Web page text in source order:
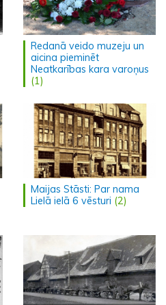
Redanā veido muzeju un
aicina pieminēt
Neatkarības kara varoņus
(1)
Maijas Stāsti: Par nama
Lielā ielā 6 vēsturi (2)